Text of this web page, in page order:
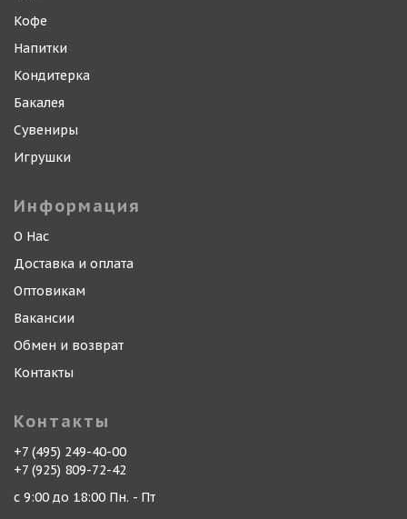
Кофе
Напитки
Кондитерка
Бакалея
Сувениры
Игрушки
Информация
О Нас
Доставка и оплата
Оптовикам
Вакансии
Обмен и возврат
Контакты
Контакты
+7 (495) 249-40-00
+7 (925) 809-72-42
с 9:00 до 18:00 Пн. - Пт